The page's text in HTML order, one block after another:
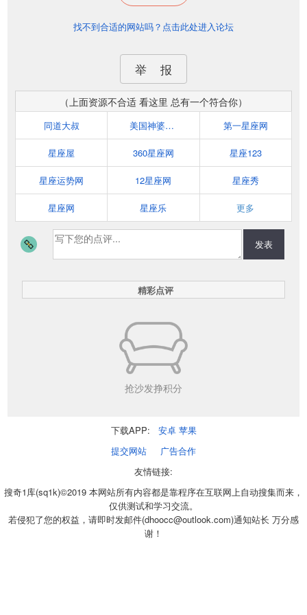
找不到合适的网站吗？点击此处进入论坛
举 报
（上面资源不合适 看这里 总有一个符合你）
同道大叔 美国神婆星座网 第一星座网
星座屋 360星座网 星座123
星座运势网 12星座网 星座秀
星座网 星座乐 更多
发表
精彩点评
抢沙发挣积分
下载APP: 安卓 苹果
提交网站
广告合作
友情链接:
搜奇1库(sq1k)©2019 本网站所有内容都是靠程序在互联网上自动搜集而来，
仅供测试和学习交流。
若侵犯了您的权益，请即时发邮件(dhoocc@outlook.com)通知站长 万分感
谢！